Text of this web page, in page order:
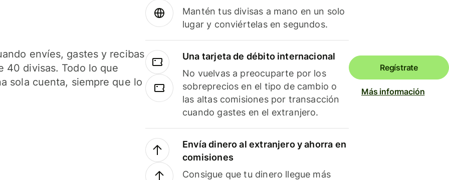
envíes, gastes y recibas
40 divisas. Todo lo que
sola cuenta, siempre que lo
Mantén tus divisas a mano en un solo
lugar y conviértelas en segundos.
Una tarjeta de débito internacional
No vuelvas a preocuparte por los
sobreprecios en el tipo de cambio o
las altas comisiones por transacción
cuando gastes en el extranjero.
Envía dinero al extranjero y ahorra en
comisiones
Consigue que tu dinero llegue más
Regístrate
Más información